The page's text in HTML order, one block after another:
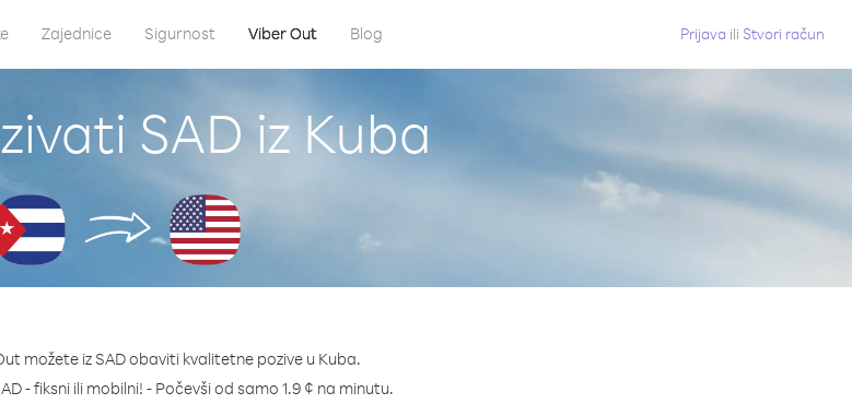
Zajednice Sigurnost Viber Out Blog Prijava ili Stvori račun
SAD iz Kuba
možete iz SAD obaviti kvalitetne pozive u Kuba.
- fiksni ili mobilni! - Počevši od samo 1.9 ¢ na minutu.